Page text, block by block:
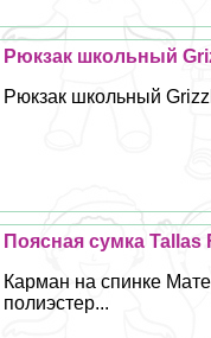
Рюкзак школьный
Рюкзак школьный
Поясная сумка Tallas
Карман на спинке
полиэстер...